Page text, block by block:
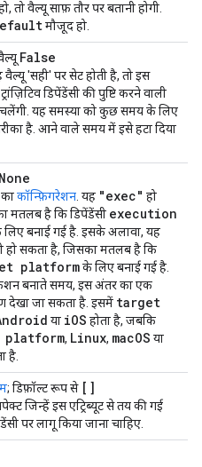
तो वैल्यू साफ़ तौर पर बतानी होगी.
मौजूद हो.
False
वैल्यू 'सही' पर सेट होती है, तो इस
डिपेंडेंसी की पुष्टि करने वाली
चलेंगी. यह समस्या को कुछ समय के लिए
है. आने वाले समय में इसे हटा दिया
None
काकॉन्फ़िगरेशन . यह "exec" हो
मतलब है कि डिपेंडेंसी execution
बनाई गई है. इसके अलावा, यह
हो सकता है, जिसका मतलब है कि
platformके लिए बनाई गई है.
बनाते समय, इस अंतर का एक
देखा जा सकता है. इसमें target
या iOS होता है, जबकि
platform, Linux, macOS या
है.
; डिफ़ॉल्ट रूप से []
जिन्हें इस एट्रिब्यूट से तय की गई
पर लागू किया जाना चाहिए.